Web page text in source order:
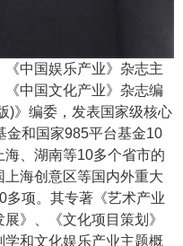
中国娱乐产业》杂志主
中国文化产业》杂志编
)》编委，发表国家级核心
金和国家985平台基金10
海、湖南等10多个省市的
海创意区等国内外重大
多项。其专著《艺术产业
》、《文化项目策划》
学和文化娱乐产业主题概